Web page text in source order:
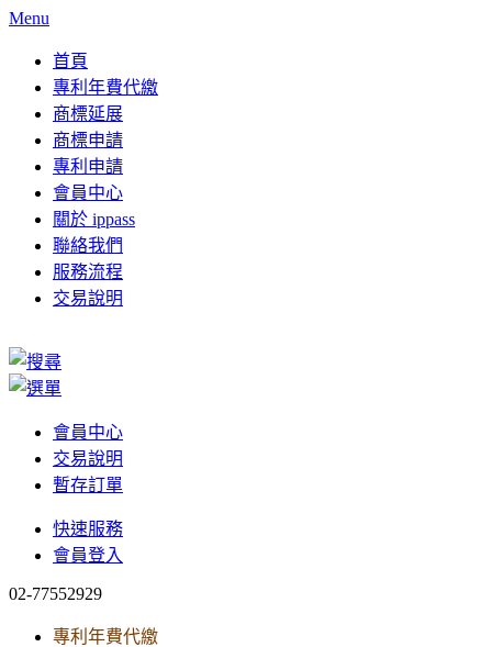
Menu
首頁
專利年費代繳
商標延展
商標申請
專利申請
會員中心
關於 ippass
聯絡我們
服務流程
交易說明
會員中心
交易說明
暫存訂單
快速服務
會員登入
02-77552929
專利年費代繳